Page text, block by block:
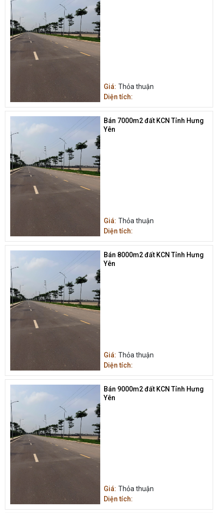
Giá: Thỏa thuận
Diện tích:
Bán 7000m2 đất KCN Tỉnh Hưng
Yên
Giá: Thỏa thuận
Diện tích:
Bán 8000m2 đất KCN Tỉnh Hưng
Yên
Giá: Thỏa thuận
Diện tích:
Bán 9000m2 đất KCN Tỉnh Hưng
Yên
Giá: Thỏa thuận
Diện tích: